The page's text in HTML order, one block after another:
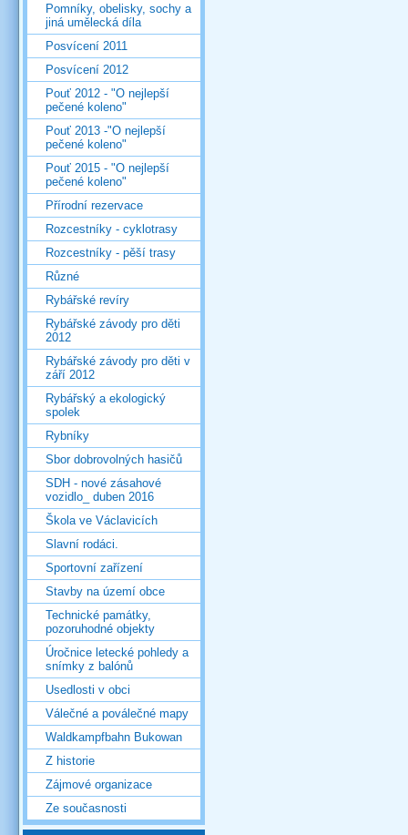
Pomníky, obelisky, sochy a
jiná umělecká díla
Posvícení 2011
Posvícení 2012
Pouť 2012 - "O nejlepší
pečené koleno"
Pouť 2013 -"O nejlepší
pečené koleno"
Pouť 2015 - "O nejlepší
pečené koleno"
Přírodní rezervace
Rozcestníky - cyklotrasy
Rozcestníky - pěší trasy
Různé
Rybářské revíry
Rybářské závody pro děti
2012
Rybářské závody pro děti v
září 2012
Rybářský a ekologický
spolek
Rybníky
Sbor dobrovolných hasičů
SDH - nové zásahové
vozidlo_ duben 2016
Škola ve Václavicích
Slavní rodáci.
Sportovní zařízení
Stavby na území obce
Technické památky,
pozoruhodné objekty
Úročnice letecké pohledy a
snímky z balónů
Usedlosti v obci
Válečné a poválečné mapy
Waldkampfbahn Bukowan
Z historie
Zájmové organizace
Ze současnosti